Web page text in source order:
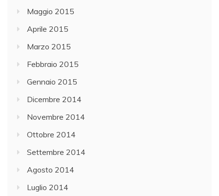
Maggio 2015
Aprile 2015
Marzo 2015
Febbraio 2015
Gennaio 2015
Dicembre 2014
Novembre 2014
Ottobre 2014
Settembre 2014
Agosto 2014
Luglio 2014